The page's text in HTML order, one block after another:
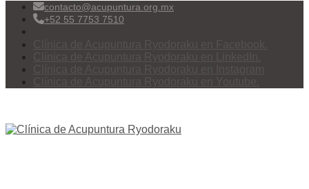
contacto@acupuntura.org.mx
+52 55 7753 7510
Clínica de Acupuntura Ryodoraku en Facebook.
Clínica de Acupuntura Ryodoraku en LinkedIn.
Clínica de Acupuntura Ryodoraku en Instagram
Clínica de Acupuntura Ryodoraku en Youtube.